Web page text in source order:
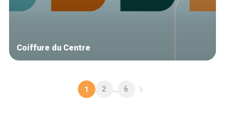
Coiffure du Centre
1 2 ... 6